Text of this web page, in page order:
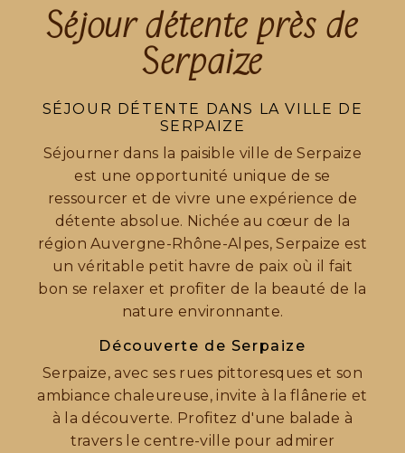
Séjour détente près de
Serpaize
SÉJOUR DÉTENTE DANS LA VILLE DE
SERPAIZE
Séjourner dans la paisible ville de Serpaize
est une opportunité unique de se
ressourcer et de vivre une expérience de
détente absolue. Nichée au cœur de la
région Auvergne-Rhône-Alpes, Serpaize est
un véritable petit havre de paix où il fait
bon se relaxer et profiter de la beauté de la
nature environnante.
Découverte de Serpaize
Serpaize, avec ses rues pittoresques et son
ambiance chaleureuse, invite à la flânerie et
à la découverte. Profitez d'une balade à
travers le centre-ville pour admirer